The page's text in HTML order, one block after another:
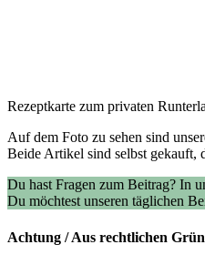
Rezeptkarte zum privaten
Auf dem Foto zu sehen sind
Beide Artikel sind selbst gekauft,
Du hast Fragen zum Beitrag? In
Du möchtest unseren täglichen
Achtung / Aus rechtlichen